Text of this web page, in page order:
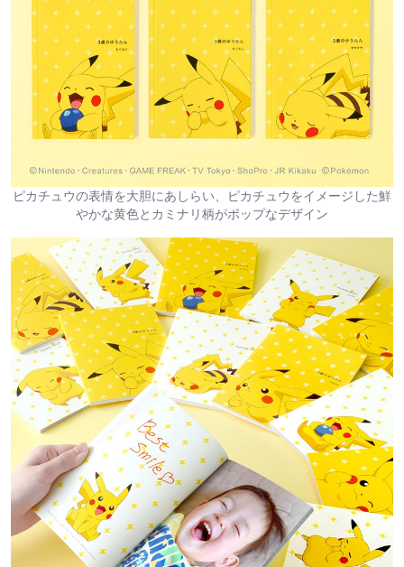
ピカチュウの表情を大胆にあしらい、ピカチュウをイメージした鮮
やかな黄色とカミナリ柄がポップなデザイン